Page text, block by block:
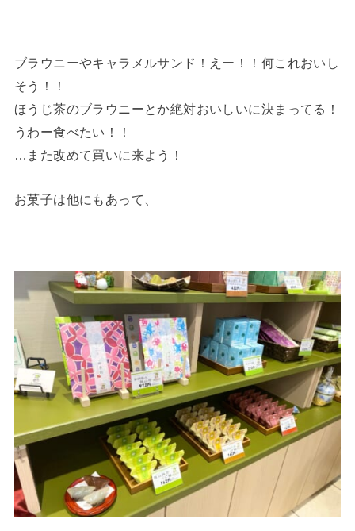
ブラウニーやキャラメルサンド！えー！！何これおいし
そう！！
ほうじ茶のブラウニーとか絶対おいしいに決まってる！
うわー食べたい！！
…また改めて買いに来よう！
お菓子は他にもあって、